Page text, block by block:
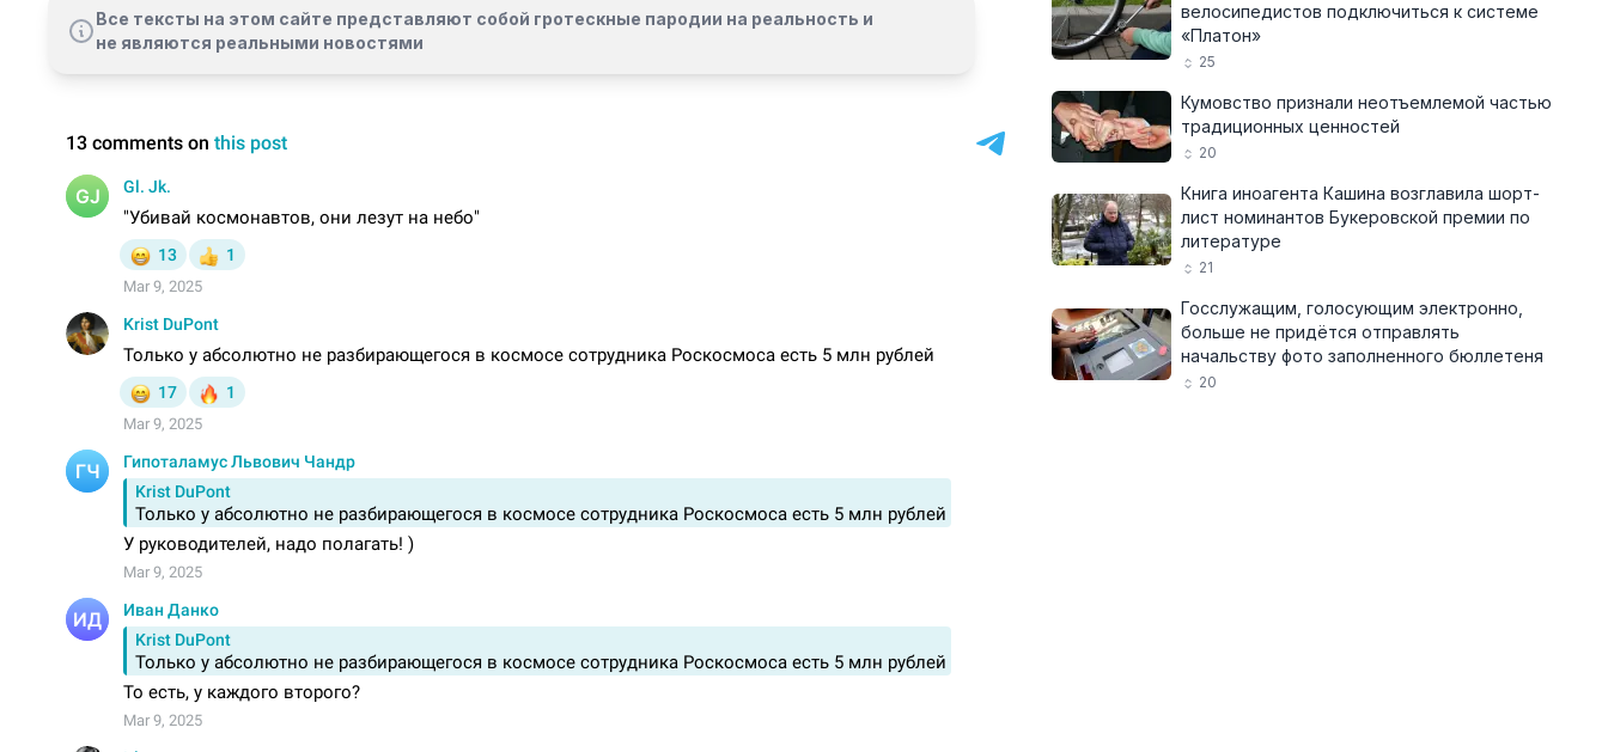
Все тексты на этом сайте представляют собой гротескные пародии на реальность и
не являются реальными новостями
велосипедистов подключиться к системе
«Платон»
25
Кумовство признали неотъемлемой частью
традиционных ценностей
20
Книга иноагента Кашина возглавила шорт-
лист номинантов Букеровской премии по
литературе
21
Госслужащим, голосующим электронно,
больше не придётся отправлять
начальству фото заполненного бюллетеня
20